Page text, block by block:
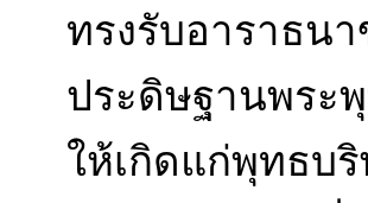
ทรงรับอาราธน
ประดิษฐานพระ
ให้เกิดแก่พุทธบ